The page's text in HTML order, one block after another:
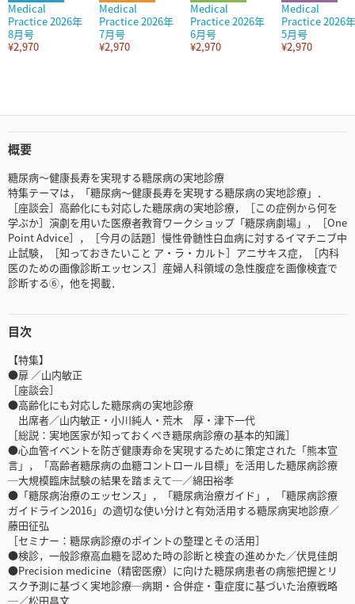
Medical
Practice 2026年
8月号
¥2,970
Medical
Practice 2026年
7月号
¥2,970
Medical
Practice 2026年
6月号
¥2,970
Medical
Practice 2026年
5月号
¥2,970
概要
糖尿病～健康長寿を実現する糖尿病の実地診療
特集テーマは，「糖尿病～健康長寿を実現する糖尿病の実地診療」．
［座談会］高齢化にも対応した糖尿病の実地診療，［この症例から何を
学ぶか］演劇を用いた医療者教育ワークショップ「糖尿病劇場」，［One
Point Advice］，［今月の話題］慢性骨髄性白血病に対するイマチニブ中
止試験，［知っておきたいこと ア・ラ・カルト］アニサキス症，［内科
医のための画像診断エッセンス］産婦人科領域の急性腹症を画像検査で
診断する⑥，他を掲載．
目次
【特集】
●扉 ／山内敏正
［座談会］
●高齢化にも対応した糖尿病の実地診療
出席者／山内敏正・小川純人・荒木 厚・津下一代
［総説：実地医家が知っておくべき糖尿病診療の基本的知識］
●心血管イベントを防ぎ健康寿命を実現するために策定された「熊本宣
言」，「高齢者糖尿病の血糖コントロール目標」を活用した糖尿病診療
─大規模臨床試験の結果を踏まえて─／綿田裕孝
●「糖尿病治療のエッセンス」，「糖尿病治療ガイド」，「糖尿病診療
ガイドライン2016」の適切な使い分けと有効活用する糖尿病実地診療／
藤田征弘
［セミナー：糖尿病診療のポイントの整理とその活用］
●検診，一般診療高血糖を認めた時の診断と検査の進めかた／伏見佳朗
●Precision medicine（精密医療）に向けた糖尿病患者の病態把握とリ
スク予測に基づく実地診療─病期・合併症・重症度に基づいた治療戦略
─／松田昌文